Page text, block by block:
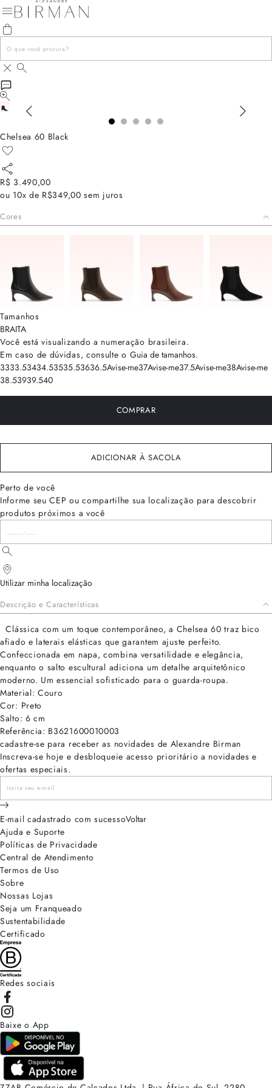
Chelsea 60 Black
R$ 3.490,00
ou 10x de R$349,00 sem juros
Cores
Tamanhos
BRAITA
Você está visualizando a numeração brasileira.
Em caso de dúvidas, consulte o Guia de tamanhos.
3333.53434.53535.53636.5Avise-me37Avise-me37.5Avise-me38Avise-me
38.53939.540
COMPRAR
ADICIONAR À SACOLA
Perto de você
Informe seu CEP ou compartilhe sua localização para descobrir
produtos próximos a você
Utilizar minha localização
Descrição e Características
Clássica com um toque contemporâneo, a Chelsea 60 traz bico
afiado e laterais elásticas que garantem ajuste perfeito.
Confeccionada em napa, combina versatilidade e elegância,
enquanto o salto escultural adiciona um detalhe arquitetônico
moderno. Um essencial sofisticado para o guarda-roupa.
Material: Couro
Cor: Preto
Salto: 6 cm
Referência: B3621600010003
cadastre-se para receber as novidades de Alexandre Birman
Inscreva-se hoje e desbloqueie acesso prioritário a novidades e
ofertas especiais.
E-mail cadastrado com sucessoVoltar
Ajuda e Suporte
Políticas de Privacidade
Central de Atendimento
Termos de Uso
Sobre
Nossas Lojas
Seja um Franqueado
Sustentabilidade
Certificado
Redes sociais
Baixe o App